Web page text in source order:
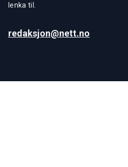
lenka til.
redaksjon@nett.no